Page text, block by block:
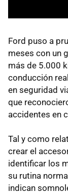
Ford puso a
meses con un
más de 5.000
conducción
en seguridad
que
accidentes en
Tal y como
crear el
identificar los
su rutina
indican